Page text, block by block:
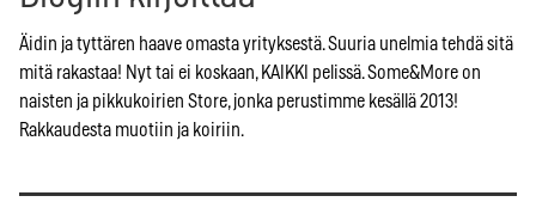
Äidin ja tyttären haave omasta yrityksestä. Suuria unelmia tehdä sitä
mitä rakastaa! Nyt tai ei koskaan, KAIKKI pelissä. Some&More on
naisten ja pikkukoirien Store, jonka perustimme kesällä 2013!
Rakkaudesta muotiin ja koiriin.